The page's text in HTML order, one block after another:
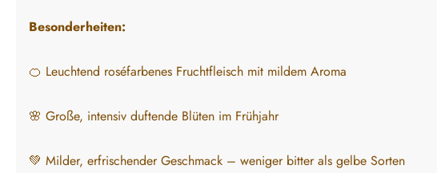
Besonderheiten:
🍊 Leuchtend roséfarbenes Fruchtfleisch mit mildem Aroma
🌸 Große, intensiv duftende Blüten im Frühjahr
💚 Milder, erfrischender Geschmack – weniger bitter als gelbe Sorten